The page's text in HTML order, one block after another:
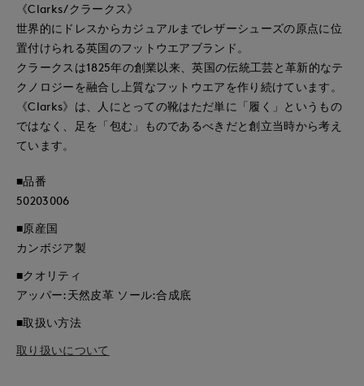
《Clarks/クラークス》
世界的にドレスからカジュアルまでレザーシューズの原点に位
置付けられる英国のフットウエアブランド。
クラークスは1825年の創業以来、英国の伝統工芸と革新的なテ
クノロジーを融合し上質なフットウエアを作り続けています。
《Clarks》は、人にとっての靴はただ単に「履く」というもの
ではなく、足を「包む」ものであるべきだと創立当時から考え
ています。
■品番
50203006
■原産国
カンボジア製
■クオリティ
アッパー:天然皮革 ソール:合成底
■取扱い方法
取り扱いについて